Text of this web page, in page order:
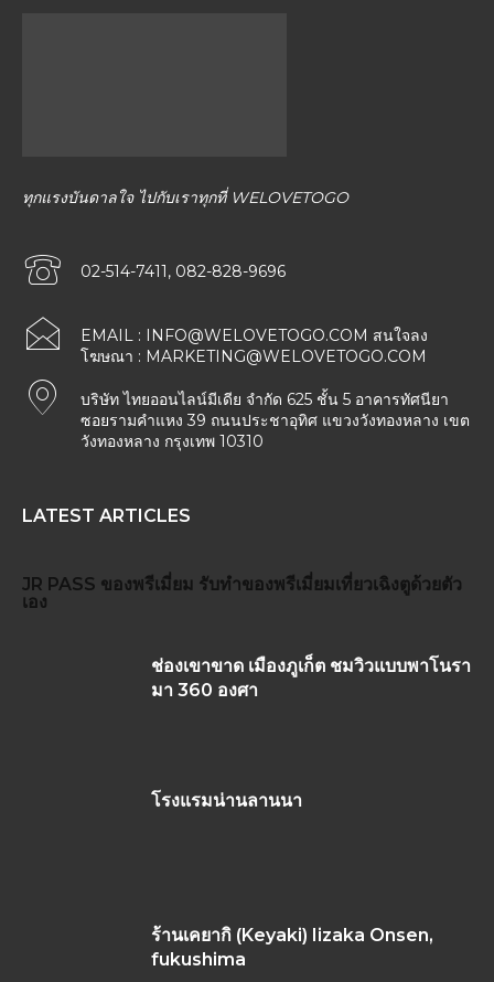
ทุกแรงบันดาลใจ ไปกับเราทุกที่ WELOVETOGO
02-514-7411, 082-828-9696
EMAIL : INFO@WELOVETOGO.COM สนใจลง
โฆษณา : MARKETING@WELOVETOGO.COM
บริษัท ไทยออนไลน์มีเดีย จำกัด 625 ชั้น 5 อาคารทัศนียา
ซอยรามคำแหง 39 ถนนประชาอุทิศ แขวงวังทองหลาง เขต
วังทองหลาง กรุงเทพ 10310
LATEST ARTICLES
JR PASS ของพรีเมี่ยม รับทำของพรีเมี่ยมเที่ยวเฉิงตูด้วยตัว
เอง
ช่องเขาขาด เมืองภูเก็ต ชมวิวแบบพาโนรา
มา 360 องศา
โรงแรมน่านลานนา
ร้านเคยากิ (Keyaki) Iizaka Onsen,
fukushima